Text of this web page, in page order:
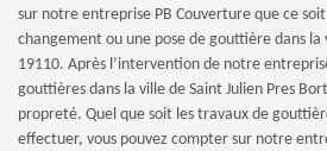
sur notre entreprise PB Couverture que ce
changement ou une pose de gouttière dans la
19110. Après l’intervention de notre
gouttières dans la ville de Saint Julien Pres
propreté. Quel que soit les travaux de
effectuer, vous pouvez compter sur notre